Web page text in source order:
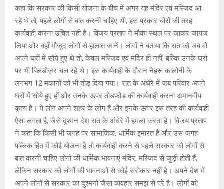
कहा कि सरकार की किसी योजना के बीच में अगर यह मंदिर एवं मस्जिद आ
रहे थे तो, पहले लोगों से बात करनी चाहिए थी, इस प्रकार चोरों की तरह
कार्यवाही करना उचित नहीं है। विजय प्रताप ने मौका स्थल पर जाकर जायज
लिया और वहाँ मौजूद लोगों से हालात जानें। लोगों ने बताया कि रात को जब वो
अपने घरों में सोये हुए थे तो, केवल मस्जिद एवं मंदिर ही नहीं, बल्कि उनके घरों
पर भी बिलडोज़र चल रहे थे। इस कार्यवाही के दौरान नेहरू कालोनी के
लगभग 12 मकानों को भी तोड़ दिया गया। रात के अंधेरे में जब परिवार अपने
घरों में सोये हुए हों और उनके ऊपर तोडफोड की कार्यवाही करना अमानवीय
कृत्य है। ये लोग अपने शहर के लोग हैं और इनके ऊपर इस तरह की कार्यवाही
ऐसा लगता है, जैसे दुश्मन देश रात के अंधेरे में हमला करता है। विजय प्रताप
ने कहा कि किसी भी जगह पर सामाजिक, धार्मिक इमारत है और उस जगह
पब्लिक हित में कोई योजना है तो कार्यवाही करने से पहले सरकार को लोगों से
बात करनी चाहिए लोगों की धार्मिक भावनाएं मंदिर, मस्जिद से जुड़ी होती हैं,
लेकिन सरकार को लोगों की भावनाओं से कोई सरोकार नहीं है। अपने देश में
अपने लोगों से सरकार का दुश्मनों जैसा व्यवहार समझ से परे है। लोगों को